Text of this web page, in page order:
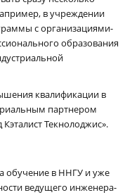
в учреждении
с организациями-
образования
квалификации в
партнером
Текнолоджис».
обучение в ННГУ и уже
ведущего инженера-